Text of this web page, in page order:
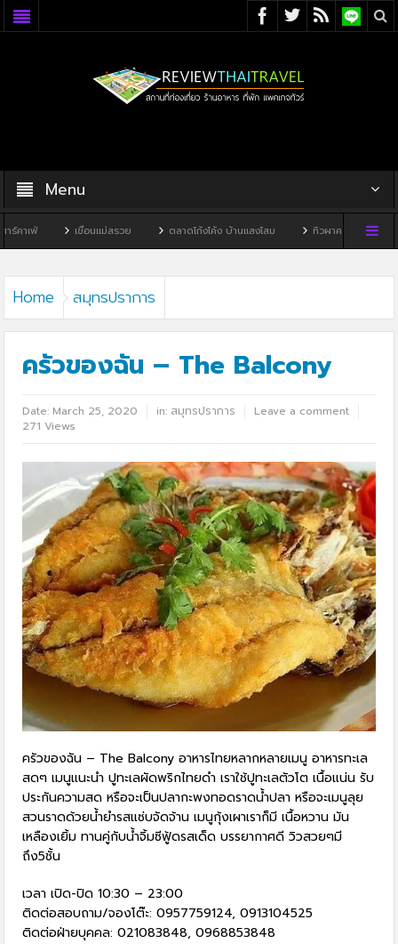
Menu
เขื่อนแม่สรวย ตลาดโก้งโค้ง บ้านแสงโสม ทิวผาคาเฟ่ บ้านพิพิธภัณฑ์ไ
Home สมุทรปราการ
ครัวของฉัน – The Balcony
Date: March 25, 2020 in: สมุทรปราการ
Leave a comment
271 Views
ครัวของฉัน – The Balcony อาหารไทยหลากหลายเมนู อาหารทะเล
สดๆ เมนูแนะนำ ปูทะเลผัดพริกไทยดำ เราใช้ปูทะเลตัวโต เนื้อแน่น รับ
ประกันความสด หรือจะเป็นปลากะพงทอดราดน้ำปลา หรือจะเมนูลุย
สวนราดด้วยน้ำยำรสแซ่บจัดจ้าน เมนูกุ้งเผาเราก็มี เนื้อหวาน มัน
เหลืองเยิ้ม ทานคู่กับน้ำจิ้มซีฟู้ดรสเด็ด บรรยากาศดี วิวสวยๆมี
ถึง5ชั้น
เวลา เปิด-ปิด 10:30 – 23:00
ติดต่อสอบถาม/จองโต๊ะ: 0957759124, 0913104525
ติดต่อฝ่ายบุคคล: 021083848, 0968853848